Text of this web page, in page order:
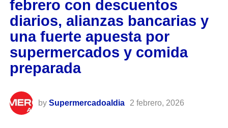
febrero con descuentos
diarios, alianzas bancarias y
una fuerte apuesta por
supermercados y comida
preparada
by Supermercadoaldia 2 febrero, 2026